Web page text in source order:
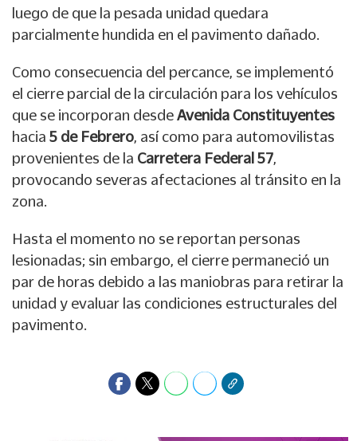
luego de que la pesada unidad quedara
parcialmente hundida en el pavimento dañado.
Como consecuencia del percance, se implementó
el cierre parcial de la circulación para los vehículos
que se incorporan desde Avenida Constituyentes
hacia 5 de Febrero , así como para automovilistas
provenientes de la Carretera Federal 57
provocando severas afectaciones al tránsito en la
zona.
Hasta el momento no se reportan personas
lesionadas; sin embargo, el cierre permaneció un
par de horas debido a las maniobras para retirar la
unidad y evaluar las condiciones estructurales del
pavimento.